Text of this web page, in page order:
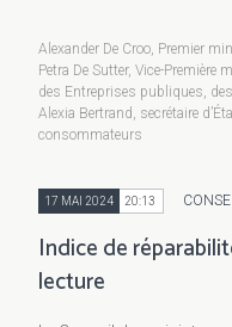
Alexander De Croo, Premier
Petra De Sutter, Vice-
des Entreprises publiques,
Alexia Bertrand, secrétaire
consommateurs
17 MAI 2024 20:13
Indice de
lecture